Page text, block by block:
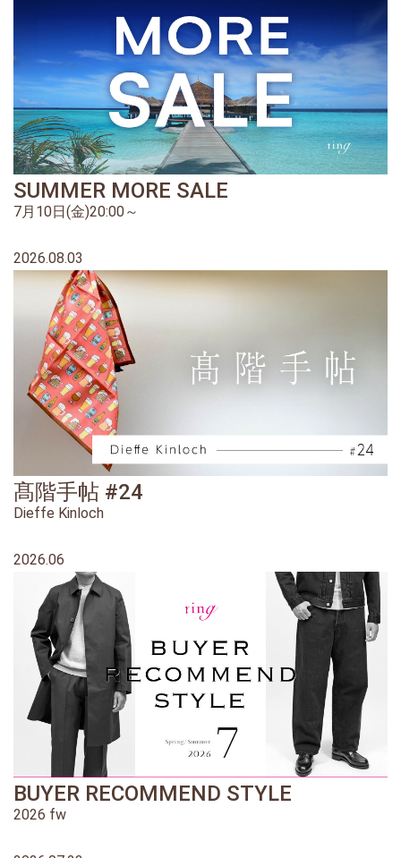
SUMMER MORE SALE
7月10日(金)20:00～
2026.08.03
髙階手帖 #24
Dieffe Kinloch
2026.06
BUYER RECOMMEND STYLE
2026 fw